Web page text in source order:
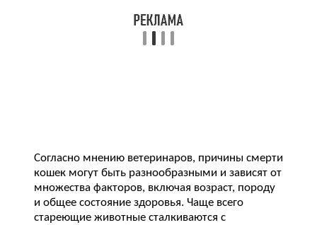
Согласно мнению ветеринаров, причины смерти
кошек могут быть разнообразными и зависят от
множества факторов, включая возраст, породу
и общее состояние здоровья. Чаще всего
стареющие животные сталкиваются с